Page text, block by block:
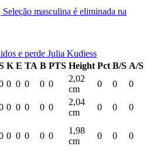
masculina é eliminada na
e perde Julia Kudiess
K E TA B PTS Height Pct B/S A/S
0 0 0 0 0
2,02
cm
0 0 0
0 0 0 0 0
2,04
cm
0 0 0
0 0 0 0 0
1,98
cm
0 0 0